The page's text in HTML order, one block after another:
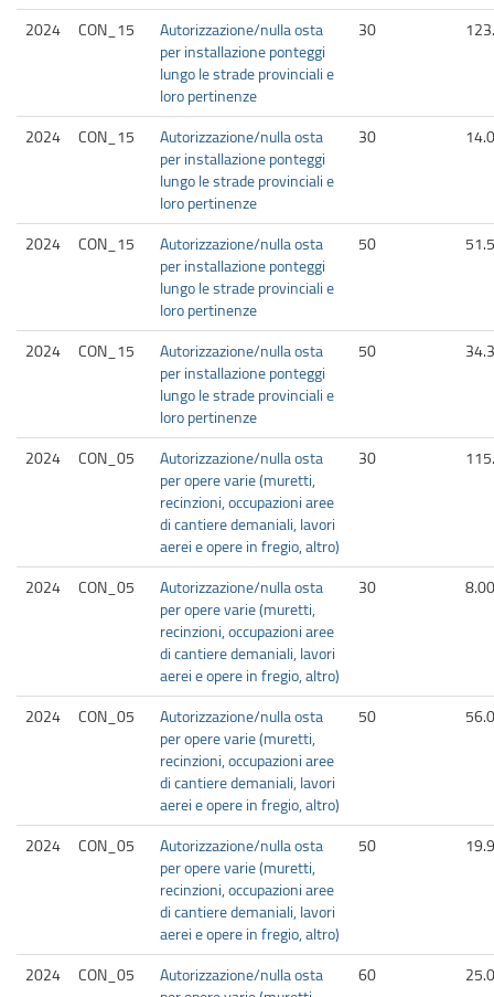
2024 CON_15
Autorizzazione/nulla osta
per installazione ponteggi
lungo le strade provinciali e
loro pertinenze
30
2024 CON_15
Autorizzazione/nulla osta
per installazione ponteggi
lungo le strade provinciali e
loro pertinenze
30
2024 CON_15
Autorizzazione/nulla osta
per installazione ponteggi
lungo le strade provinciali e
loro pertinenze
50
2024 CON_15
Autorizzazione/nulla osta
per installazione ponteggi
lungo le strade provinciali e
loro pertinenze
50
2024 CON_05
Autorizzazione/nulla osta
per opere varie (muretti,
recinzioni, occupazioni aree
di cantiere demaniali, lavori
aerei e opere in fregio, altro)
30
2024 CON_05
Autorizzazione/nulla osta
per opere varie (muretti,
recinzioni, occupazioni aree
di cantiere demaniali, lavori
aerei e opere in fregio, altro)
30 8.00
2024 CON_05
Autorizzazione/nulla osta
per opere varie (muretti,
recinzioni, occupazioni aree
di cantiere demaniali, lavori
aerei e opere in fregio, altro)
50
2024 CON_05
Autorizzazione/nulla osta
per opere varie (muretti,
recinzioni, occupazioni aree
di cantiere demaniali, lavori
aerei e opere in fregio, altro)
50
2024 CON_05
Autorizzazione/nulla osta
60